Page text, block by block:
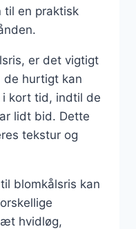
til en praktisk
er det vigtigt
de hurtigt kan
kort tid, indtil de
lidt bid. Dette
tekstur og
blomkålsris kan
hvidløg,